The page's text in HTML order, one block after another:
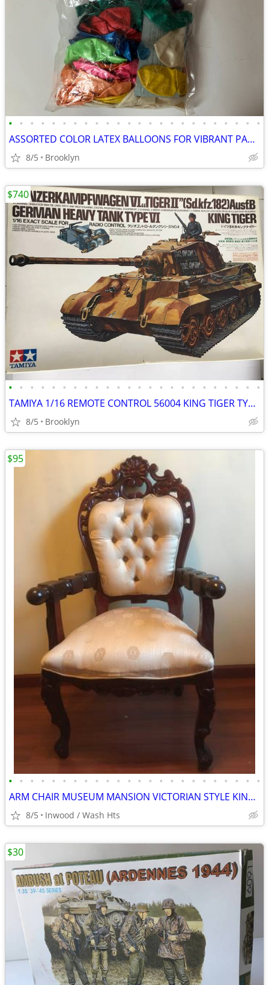
• • • • • • • • • • • • • • • • • • • • • • • •
ASSORTED COLOR LATEX BALLOONS FOR VIBRANT PARTY DECORATIONS EVERYWHERE
8/5 Brooklyn
• • • • • • • • • • • • • • • • • • • • • • • •
TAMIYA 1/16 REMOTE CONTROL 56004 KING TIGER TYPE VI GERMAN TANK RADIO
8/5 Brooklyn
$740
• • • • • • • • • • • • • • • • • • • • • • • •
ARM CHAIR MUSEUM MANSION VICTORIAN STYLE KING QUEEN LUXARY COZY
8/5 Inwood / Wash Hts
$95
$30